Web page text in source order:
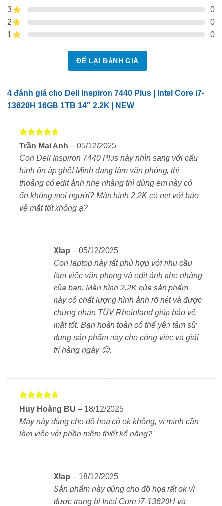
mạnh mẽ và màn hình sắc nét. Sản phẩm này đang
được phân phối chính hãng tạiXLAP.VNvới mức giá
hấp dẫn cùng nhiều ưu đãi. Hãy cùng đánh giá chi tiết
về mẫu laptop này để xem có đáng để sở hữu hay
Dell Inspiron 7440 Plus sở hữu thiết kế mỏng nhẹ với
vẫn giữ được tính di động.
Cạnh viền được bo tròn mềm mại, mang đến sự tinh tế
và hiện đại. Bản lề nâng giúp tối ưu góc nhìn và tản
nhiệt tốt hơn, nâng cao trải nghiệm sử dụng.
Màn hình 2.2K sắc nét, bảo vệ mắt
Màn hình 14 inch độ phân giải 2.2K (2240 x 1400),
siêu mỏng giúp tăng diện tích hiển thị, tạo cảm giác
đắm chìm hơn khi làm việc hay giải trí.
Đặc biệt, công nghệComfortView Plusgiúp giảm ánh
sáng xanh, bảo vệ mắt khi sử dụng lâu dài.
Hiệu năng mạnh mẽ với Intel Core i7-
Laptop Dell Inspiron 7440 Plus được trang bị vi xử lý
LPDDR5và
tốc độ truy xuất dữ liệu nhanh chóng, đa nhiệm mượt
mà.
Card đồ họaIntel Graphics
định cho các tác vụ thiết kế, chỉnh sửa video và chơi
game nhẹ. Đây là lựa chọn phù hợp cho người dùng
3
0
2
0
1
0
ĐỂ LẠI ĐÁNH GIÁ
4 đánh giá cho Dell Inspiron 7440 Plus | Intel Core i7-
13620H 16GB 1TB 14″ 2.2K | NEW
Được xếp
sao
Trần Mai Anh – 05/12/2025
Con Dell Inspiron 7440 Plus này nhìn sang với cấu
hình ổn áp ghê! Mình đang làm văn phòng, thi
thoảng có edit ảnh nhẹ nhàng thì dùng em này có
ổn không mọi người? Màn hình 2.2K có nét với bảo
vệ mắt tốt không ạ?
Xlap – 05/12/2025
Con laptop này rất phù hợp với nhu cầu
làm việc văn phòng và edit ảnh nhẹ nhàng
của bạn. Màn hình 2.2K của sản phẩm
này có chất lượng hình ảnh rõ nét và được
chứng nhận TÜV Rheinland giúp bảo vệ
mắt tốt. Bạn hoàn toàn có thể yên tâm sử
dụng sản phẩm này cho công việc và giải
trí hàng ngày 😊.
Được xếp
hạng
sao
Huy Hoàng BU – 18/12/2025
Máy này dùng cho đồ họa có ok không, vì mình cần
làm việc với phần mềm thiết kế nặng?
Xlap – 18/12/2025
Sản phẩm này dùng cho đồ họa rất ok vì
được trang bị Intel Core i7-13620H và